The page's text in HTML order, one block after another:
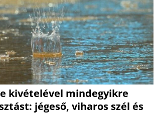
kivételével mindegyikre
jégeső, viharos szél és